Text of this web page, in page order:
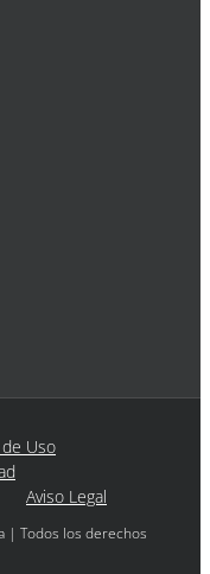
Uso
Aviso Legal
| Todos los derechos